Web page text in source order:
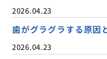
2026.04.23
歯がグラグラする原因
2026.04.23